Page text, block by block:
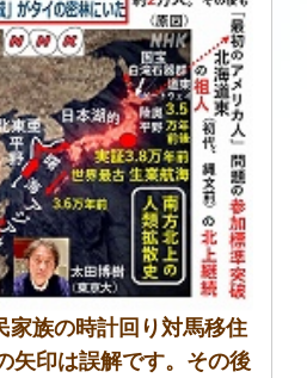
族の時計回り対馬移住
矢印は誤解です。その後